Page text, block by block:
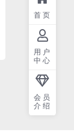
首页
用户
中心
会员
介绍